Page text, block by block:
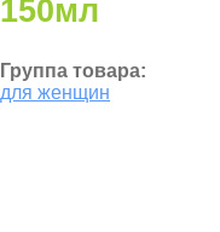
150мл
Группа товара:
для женщин